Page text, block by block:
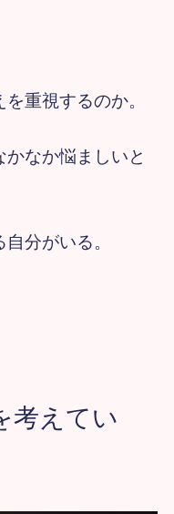
重視するのか。
なか悩ましいと
分がいる。
考えてい